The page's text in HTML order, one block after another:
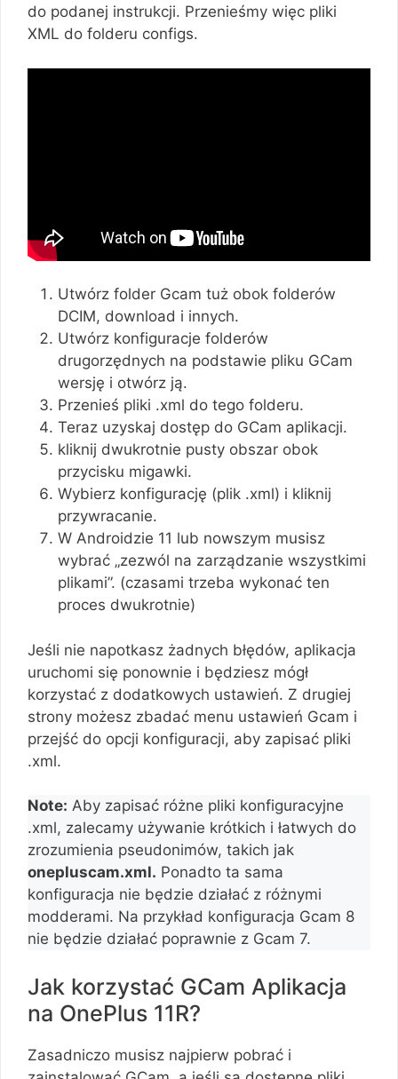
do podanej instrukcji. Przenieśmy więc pliki
XML do folderu configs.
Utwórz folder Gcam tuż obok folderów
DCIM, download i innych.
Utwórz konfiguracje folderów
drugorzędnych na podstawie pliku GCam
wersję i otwórz ją.
Przenieś pliki .xml do tego folderu.
Teraz uzyskaj dostęp do GCam aplikacji.
kliknij dwukrotnie pusty obszar obok
przycisku migawki.
Wybierz konfigurację (plik .xml) i kliknij
przywracanie.
W Androidzie 11 lub nowszym musisz
wybrać „zezwól na zarządzanie wszystkimi
plikami”. (czasami trzeba wykonać ten
proces dwukrotnie)
Jeśli nie napotkasz żadnych błędów, aplikacja
uruchomi się ponownie i będziesz mógł
korzystać z dodatkowych ustawień. Z drugiej
strony możesz zbadać menu ustawień Gcam i
przejść do opcji konfiguracji, aby zapisać pliki
.xml.
Note: Aby zapisać różne pliki konfiguracyjne
.xml, zalecamy używanie krótkich i łatwych do
zrozumienia pseudonimów, takich jak
onepluscam.xml. Ponadto ta sama
konfiguracja nie będzie działać z różnymi
modderami. Na przykład konfiguracja Gcam 8
nie będzie działać poprawnie z Gcam 7.
Jak korzystać GCam Aplikacja
na OnePlus 11R?
Zasadniczo musisz najpierw pobrać i